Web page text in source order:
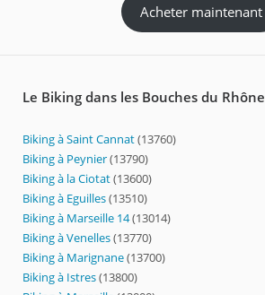
Acheter maintenant
Le Biking dans les Bouches du Rhône
Biking à Saint Cannat(13760)
Biking à Peynier(13790)
Biking à la Ciotat(13600)
Biking à Eguilles(13510)
Biking à Marseille 14(13014)
Biking à Venelles(13770)
Biking à Marignane(13700)
Biking à Istres(13800)